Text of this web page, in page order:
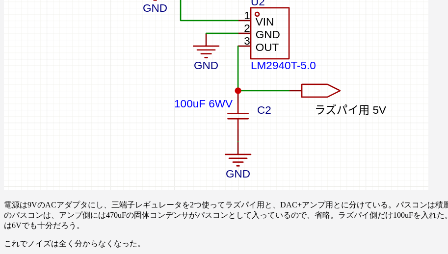
電源は9VのACアダプタにし、三端子レギュレータを2つ使ってラズパイ用と、DAC+アンプ用とに分けている。パスコンは積
のパスコンは、アンプ側には470uFの固体コンデンサがパスコンとして入っているので、省略。ラズパイ側だけ100uFを入れ
は6Vでも十分だろう。
これでノイズは全く分からなくなった。